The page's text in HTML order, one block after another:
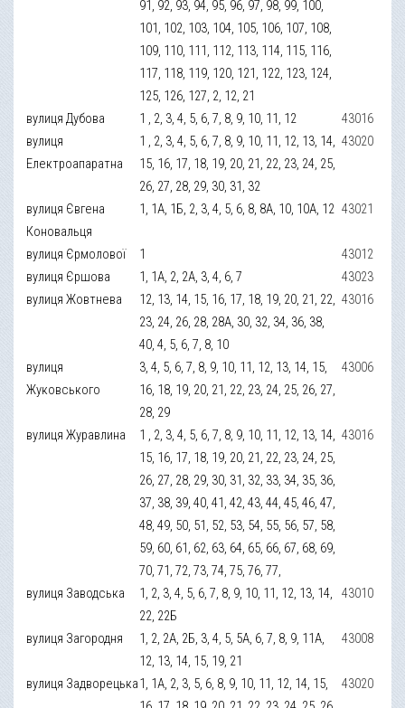
91, 92, 93, 94, 95, 96, 97, 98, 99, 100,
101, 102, 103, 104, 105, 106, 107, 108,
109, 110, 111, 112, 113, 114, 115, 116,
117, 118, 119, 120, 121, 122, 123, 124,
125, 126, 127, 2, 12, 21
вулиця Дубова 1 , 2, 3, 4, 5, 6, 7, 8, 9, 10, 11, 12
43016
вулиця
Електроапаратна
1 , 2, 3, 4, 5, 6, 7, 8, 9, 10, 11, 12, 13, 14,
15, 16, 17, 18, 19, 20, 21, 22, 23, 24, 25,
26, 27, 28, 29, 30, 31, 32
43020
вулиця Євгена
Коновальця
1, 1А, 1Б, 2, 3, 4, 5, 6, 8, 8А, 10, 10А, 12 43021
вулиця Єрмолової 1
43012
вулиця Єршова
1, 1А, 2, 2А, 3, 4, 6, 7
43023
вулиця Жовтнева
12, 13, 14, 15, 16, 17, 18, 19, 20, 21, 22,
23, 24, 26, 28, 28А, 30, 32, 34, 36, 38,
40, 4, 5, 6, 7, 8, 10
43016
вулиця
Жуковського
3, 4, 5, 6, 7, 8, 9, 10, 11, 12, 13, 14, 15,
16, 18, 19, 20, 21, 22, 23, 24, 25, 26, 27,
28, 29
43006
вулиця Журавлина
1 , 2, 3, 4, 5, 6, 7, 8, 9, 10, 11, 12, 13, 14,
15, 16, 17, 18, 19, 20, 21, 22, 23, 24, 25,
26, 27, 28, 29, 30, 31, 32, 33, 34, 35, 36,
37, 38, 39, 40, 41, 42, 43, 44, 45, 46, 47,
48, 49, 50, 51, 52, 53, 54, 55, 56, 57, 58,
59, 60, 61, 62, 63, 64, 65, 66, 67, 68, 69,
70, 71, 72, 73, 74, 75, 76, 77,
43016
вулиця Заводська
1, 2, 3, 4, 5, 6, 7, 8, 9, 10, 11, 12, 13, 14,
22, 22Б
43010
вулиця Загородня
1, 2, 2А, 2Б, 3, 4, 5, 5А, 6, 7, 8, 9, 11А,
12, 13, 14, 15, 19, 21
43008
вулиця Задворецька1, 1А, 2, 3, 5, 6, 8, 9, 10, 11, 12, 14, 15,
43020